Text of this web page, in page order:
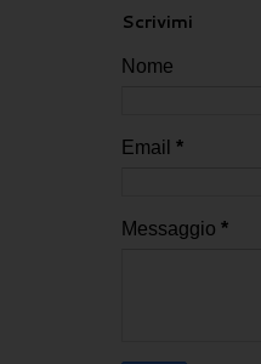
Scrivimi
Nome
Email *
Messaggio *